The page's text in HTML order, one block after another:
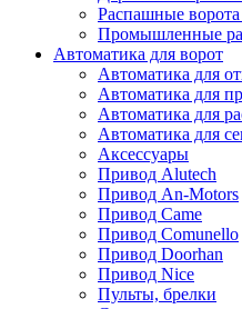
Распашные
Промышленные
Автоматика для ворот
Автоматика для
Автоматика для
Автоматика для
Автоматика для
Аксессуары
Привод Alutech
Привод An-Motors
Привод Came
Привод Comunello
Привод Doorhan
Привод Nice
Пульты, брелки